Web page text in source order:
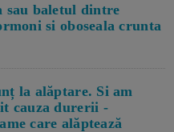
sau baletul dintre
si oboseala crunta
la alăptare. Si am
cauza durerii -
care alăptează